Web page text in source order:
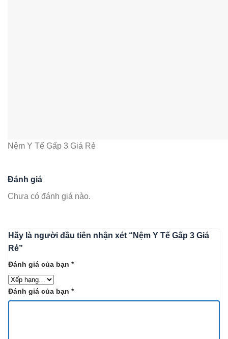
Nệm Y Tế Gấp 3 Giá Rẻ
Đánh giá
Chưa có đánh giá nào.
Hãy là người đầu tiên nhận xét “Nệm Y Tế Gấp 3 Giá
Rẻ”
Đánh giá của bạn *
Đánh giá của bạn *